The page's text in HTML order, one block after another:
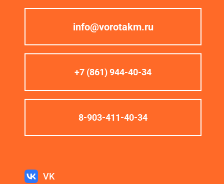
info@vorotakm.ru
+7 (861) 944-40-34
8-903-411-40-34
VK